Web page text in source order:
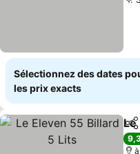
Sélectionnez des dates
les prix exacts
Le